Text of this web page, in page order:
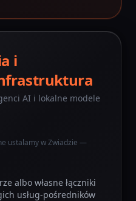
i
AI i lokalne modele
ustalamy w Zwiadzie —
albo własne łączniki
usług-pośredników